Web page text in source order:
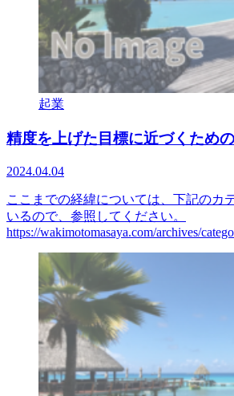
起業
精度を上げた目標に近づくため
2024.04.04
ここまでの経緯については、下記のカ
いるので、参照してください。
https://wakimotomasaya.com/archives/